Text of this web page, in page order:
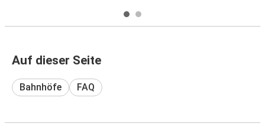
Auf dieser Seite
Bahnhöfe FAQ